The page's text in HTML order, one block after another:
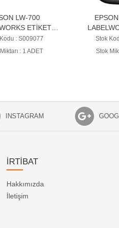
LW-700
ETİKET
YAZICISI: S009077
: 1 ADET
Stok
Stok
INSTAGRAM
İRTİBAT
Hakkımızda
İletişim